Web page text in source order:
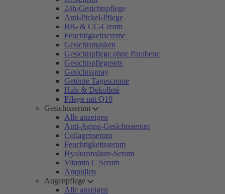
24h-Gesichtspflege
Anti-Pickel-Pflege
BB- & CC-Cream
Feuchtigkeitscreme
Gesichtsmasken
Gesichtspflege ohne Parabene
Gesichtspflegesets
Gesichtsspray
Getönte Tagescreme
Hals & Dekolleté
Pflege mit Q10
Gesichtsserum
Alle anzeigen
Anti-Aging-Gesichtsserum
Collagenserum
Feuchtigkeitsserum
Hyaluronsäure-Serum
Vitamin C Serum
Ampullen
Augenpflege
Alle anzeigen